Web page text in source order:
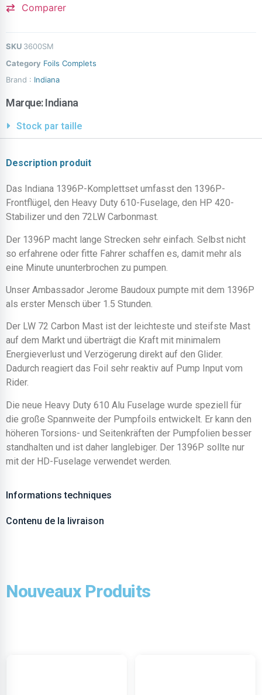
Comparer
SKU 3600SM
Category Foils Complets
Brand : Indiana
Marque:Indiana
Stock par taille
Description produit
Das Indiana 1396P-Komplettset umfasst den 1396P-
Frontflügel, den Heavy Duty 610-Fuselage, den HP 420-
Stabilizer und den 72LW Carbonmast.
Der 1396P macht lange Strecken sehr einfach. Selbst nicht
so erfahrene oder fitte Fahrer schaffen es, damit mehr als
eine Minute ununterbrochen zu pumpen.
Unser Ambassador Jerome Baudoux pumpte mit dem 1396P
als erster Mensch über 1.5 Stunden.
Der LW 72 Carbon Mast ist der leichteste und steifste Mast
auf dem Markt und überträgt die Kraft mit minimalem
Energieverlust und Verzögerung direkt auf den Glider.
Dadurch reagiert das Foil sehr reaktiv auf Pump Input vom
Rider.
Die neue Heavy Duty 610 Alu Fuselage wurde speziell für
die große Spannweite der Pumpfoils entwickelt. Er kann den
höheren Torsions- und Seitenkräften der Pumpfolien besser
standhalten und ist daher langlebiger. Der 1396P sollte nur
mit der HD-Fuselage verwendet werden.
Informations techniques
Contenu de la livraison
Nouveaux Produits